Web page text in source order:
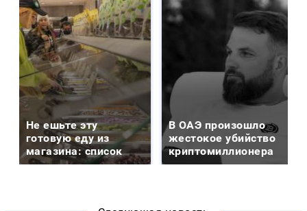
Не ешьте эту
готовую еду из
магазина: список
В ОАЭ произошло
жестокое убийство
криптомиллионера